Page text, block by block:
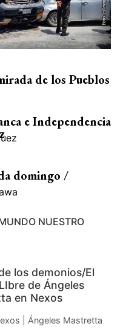
de los Pueblos
e Independencia
domingo /
NUESTRO
los demonios/El
de Ángeles
en Nexos
| Ángeles Mastretta